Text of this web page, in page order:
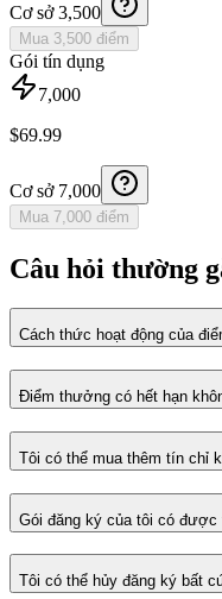
Cơ sở 3,500
Mua 3,500 điểm
Gói tín dụng
7,000
$69.99
Cơ sở 7,000
Mua 7,000 điểm
Câu hỏi thường
Cách thức hoạt động của
Điểm thưởng có hết hạn
Tôi có thể mua thêm tín chỉ
Gói đăng ký của tôi có được
Tôi có thể hủy đăng ký bất